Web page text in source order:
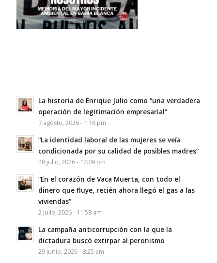
La historia de Enrique Julio como “una verdadera
operación de legitimación empresarial”
7 agosto, 2026 - 1:16 pm
“La identidad laboral de las mujeres se veía
condicionada por su calidad de posibles madres”
28 julio, 2026 - 12:09 pm
“En el corazón de Vaca Muerta, con todo el
dinero que fluye, recién ahora llegó el gas a las
viviendas”
2 julio, 2026 - 11:58 am
La campaña anticorrupción con la que la
dictadura buscó extirpar al peronismo
29 junio, 2026 - 8:25 am